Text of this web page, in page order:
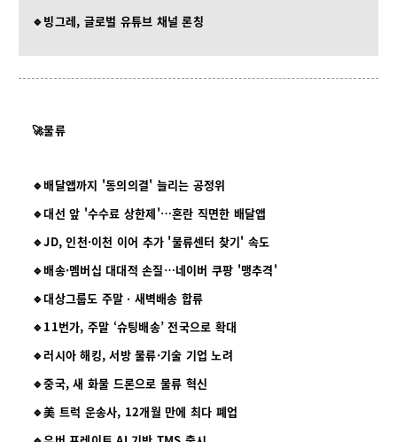
🔹빙그레, 글로벌 유튜브 채널 론칭
🚀물류
🔹배달앱까지 '동의의결' 늘리는 공정위
🔹대선 앞 '수수료 상한제'…혼란 직면한 배달앱
🔹JD, 인천·이천 이어 추가 '물류센터 찾기' 속도
🔹배송·멤버십 대대적 손질…네이버 쿠팡 '맹추격'
🔹대상그룹도 주말ㆍ새벽배송 합류
🔹11번가, 주말 ‘슈팅배송’ 전국으로 확대
🔹러시아 해킹, 서방 물류·기술 기업 노려
🔹중국, 새 화물 드론으로 물류 혁신
🔹美 트럭 운송사, 12개월 만에 최다 폐업